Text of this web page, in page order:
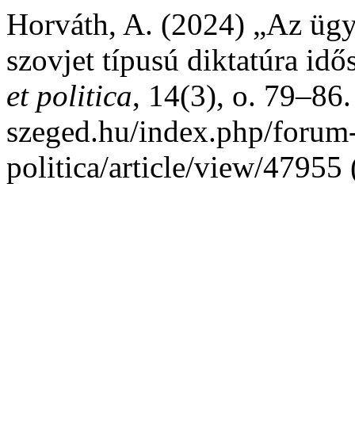
Horváth, A. (2024) „Az
szovjet típusú diktatúra
et politica, 14(3), o.
szeged.hu/index.php/
politica/article/view/47955